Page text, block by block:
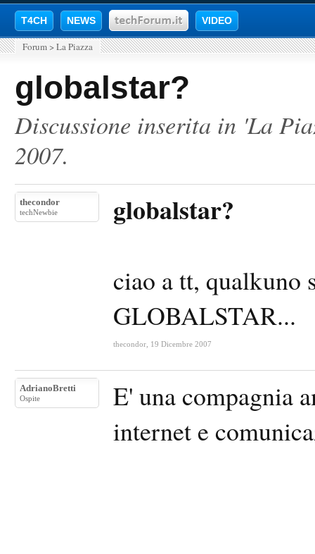
T4CH NEWS VIDEO
Forum > La Piazza
globalstar?
Discussione inserita in 'La
2007.
thecondor
techNewbie globalstar?
ciao a tt, qualkuno
GLOBALSTAR...
thecondor 19 Dicembre 2007
AdrianoBretti
Ospite
E' una compagnia
internet e